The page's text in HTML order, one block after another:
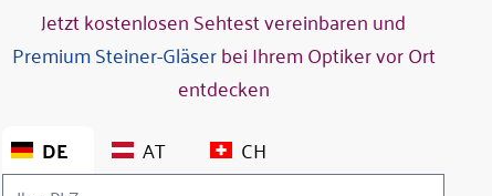
Jetzt kostenlosen Sehtest vereinbaren und
Premium Steiner-Gläserbei Ihrem Optiker vor Ort
entdecken
DE AT CH